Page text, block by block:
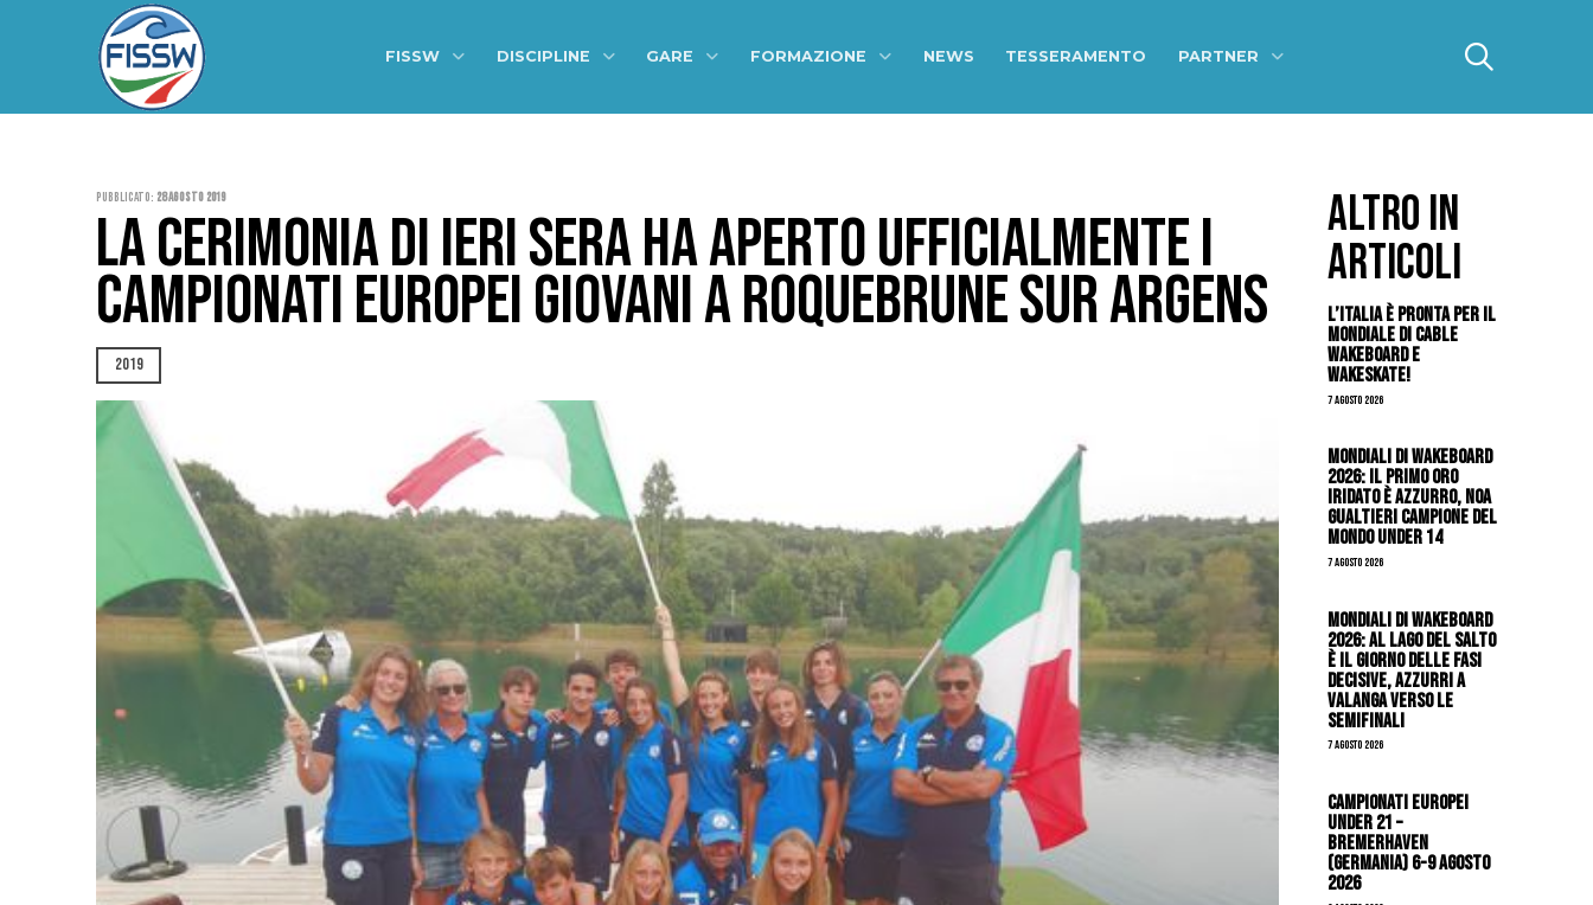
FISSW DISCIPLINE GARE FORMAZIONE NEWS TESSERAMENTO PARTNER
Pubblicato: 28 Agosto 2019
LA CERIMONIA DI IERI SERA HA APERTO UFFICIALMENTE I
CAMPIONATI EUROPEI GIOVANI A ROQUEBRUNE SUR ARGENS
2019
ALTRO IN
ARTICOLI
L’Italia è pronta per il
Mondiale di Cable
Wakeboard e
Wakeskate!
7 Agosto 2026
Mondiali di Wakeboard
2026: il primo oro
iridato è azzurro, Noa
Gualtieri campione del
mondo Under 14
7 Agosto 2026
Mondiali di Wakeboard
2026: al Lago del Salto
è il giorno delle fasi
decisive, azzurri a
valanga verso le
semifinali
7 Agosto 2026
Campionati Europei
Under 21 –
Bremerhaven
(Germania) 6-9 agosto
2026